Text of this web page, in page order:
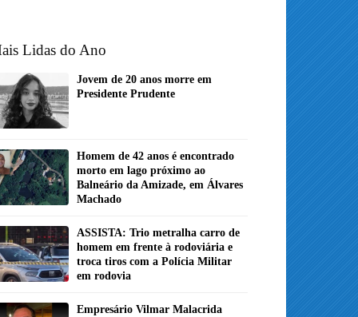
Lidas do Ano
Jovem de 20 anos morre em
Presidente Prudente
Homem de 42 anos é encontrado
morto em lago próximo ao
Balneário da Amizade, em Álvares
Machado
ASSISTA: Trio metralha carro de
homem em frente à rodoviária e
troca tiros com a Polícia Militar
em rodovia
Empresário Vilmar Malacrida